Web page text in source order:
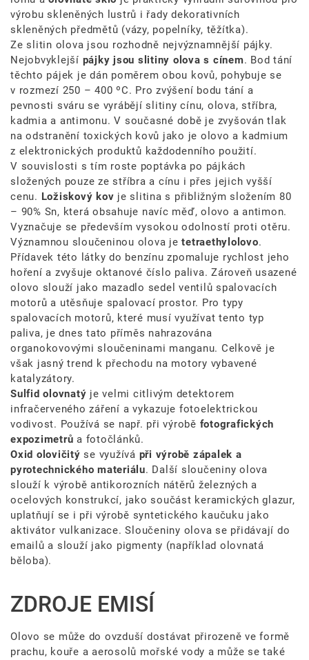
výrobu skleněných lustrů i řady dekorativních
skleněných předmětů (vázy, popelníky, těžítka).
Ze slitin olova jsou rozhodně nejvýznamnější pájky.
Nejobvyklejší pájky jsou slitiny olova s cínem. Bod tání
těchto pájek je dán poměrem obou kovů, pohybuje se
v rozmezí 250 – 400 ºC. Pro zvýšení bodu tání a
pevnosti sváru se vyrábějí slitiny cínu, olova, stříbra,
kadmia a antimonu. V současné době je zvyšován tlak
na odstranění toxických kovů jako je olovo a kadmium
z elektronických produktů každodenního použití.
V souvislosti s tím roste poptávka po pájkách
složených pouze ze stříbra a cínu i přes jejich vyšší
cenu. Ložiskový kov je slitina s přibližným složením 80
– 90% Sn, která obsahuje navíc měď, olovo a antimon.
Vyznačuje se především vysokou odolností proti otěru.
Významnou sloučeninou olova jetetraethylolovo.
Přídavek této látky do benzínu zpomaluje rychlost jeho
hoření a zvyšuje oktanové číslo paliva. Zároveň usazené
olovo slouží jako mazadlo sedel ventilů spalovacích
motorů a utěsňuje spalovací prostor. Pro typy
spalovacích motorů, které musí využívat tento typ
paliva, je dnes tato příměs nahrazována
organokovovými sloučeninami manganu. Celkově je
však jasný trend k přechodu na motory vybavené
katalyzátory.
Sulfid olovnatý je velmi citlivým detektorem
infračerveného záření a vykazuje fotoelektrickou
vodivost. Používá se např. při výrobě fotografických
expozimetrů a fotočlánků.
Oxid olovičitý se využívá při výrobě zápalek a
pyrotechnického materiálu. Další sloučeniny olova
slouží k výrobě antikorozních nátěrů železných a
ocelových konstrukcí, jako součást keramických glazur,
uplatňují se i při výrobě syntetického kaučuku jako
aktivátor vulkanizace. Sloučeniny olova se přidávají do
emailů a slouží jako pigmenty (například olovnatá
běloba).
ZDROJE EMISÍ
Olovo se může do ovzduší dostávat přirozeně ve formě
prachu, kouře a aerosolů mořské vody a může se také